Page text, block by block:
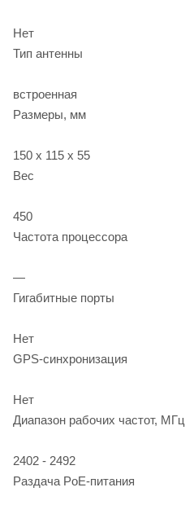
Нет
Тип антенны
встроенная
Размеры, мм
150 x 115 x 55
Вес
450
Частота процессора
—
Гигабитные порты
Нет
GPS-синхронизация
Нет
Диапазон рабочих частот, МГц
2402 - 2492
Раздача PoE-питания